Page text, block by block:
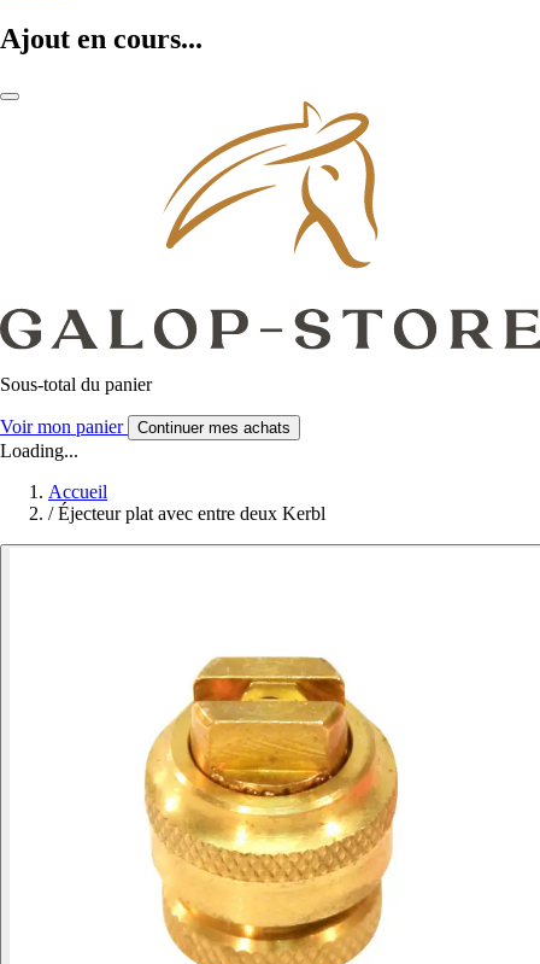
Ajout en cours...
Sous-total du panier
Voir mon panier Continuer mes achats
Loading...
Accueil
/ Éjecteur plat avec entre deux Kerbl